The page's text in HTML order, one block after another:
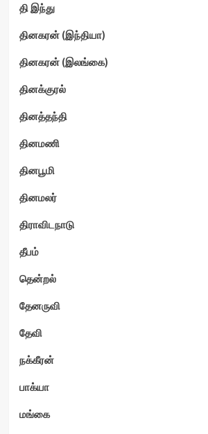
தி இந்து
தினகரன் (இந்தியா)
தினகரன் (இலங்கை)
தினக்குரல்
தினத்தந்தி
தினமணி
தினபூமி
தினமலர்
திராவிடநாடு
தீபம்
தென்றல்
தேனருவி
தேவி
நக்கீரன்
பாக்யா
மங்கை